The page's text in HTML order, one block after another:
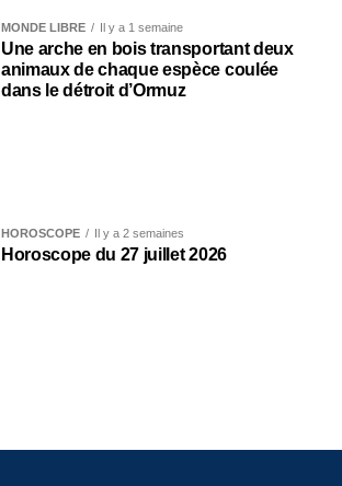
MONDE LIBRE Il y a 1 semaine
Une arche en bois transportant deux
animaux de chaque espèce coulée
dans le détroit d’Ormuz
HOROSCOPE Il y a 2 semaines
Horoscope du 27 juillet 2026